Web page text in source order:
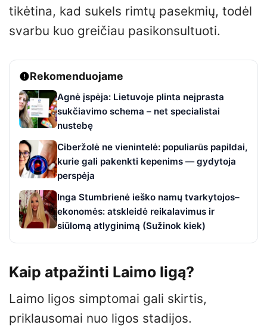
tikėtina, kad sukels rimtų pasekmių, todėl
svarbu kuo greičiau pasikonsultuoti.
Rekomenduojame
Agnė įspėja: Lietuvoje plinta neįprasta
sukčiavimo schema – net specialistai
nustebę
Ciberžolė ne vienintelė: populiarūs papildai,
kurie gali pakenkti kepenims — gydytoja
perspėja
Inga Stumbrienė ieško namų tvarkytojos–
ekonomės: atskleidė reikalavimus ir
siūlomą atlyginimą (Sužinok kiek)
Kaip atpažinti Laimo ligą?
Laimo ligos simptomai gali skirtis,
priklausomai nuo ligos stadijos.